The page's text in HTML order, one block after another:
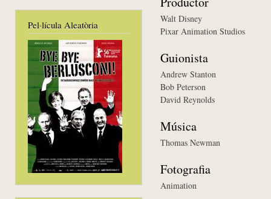
Pel·lícula Aleatòria
Walt Disney
Pixar Animation Studios
Guionista
Andrew Stanton
Bob Peterson
David Reynolds
Música
Thomas Newman
Fotografia
Animation